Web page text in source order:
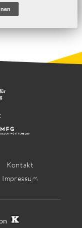
Kontakt
Impressum